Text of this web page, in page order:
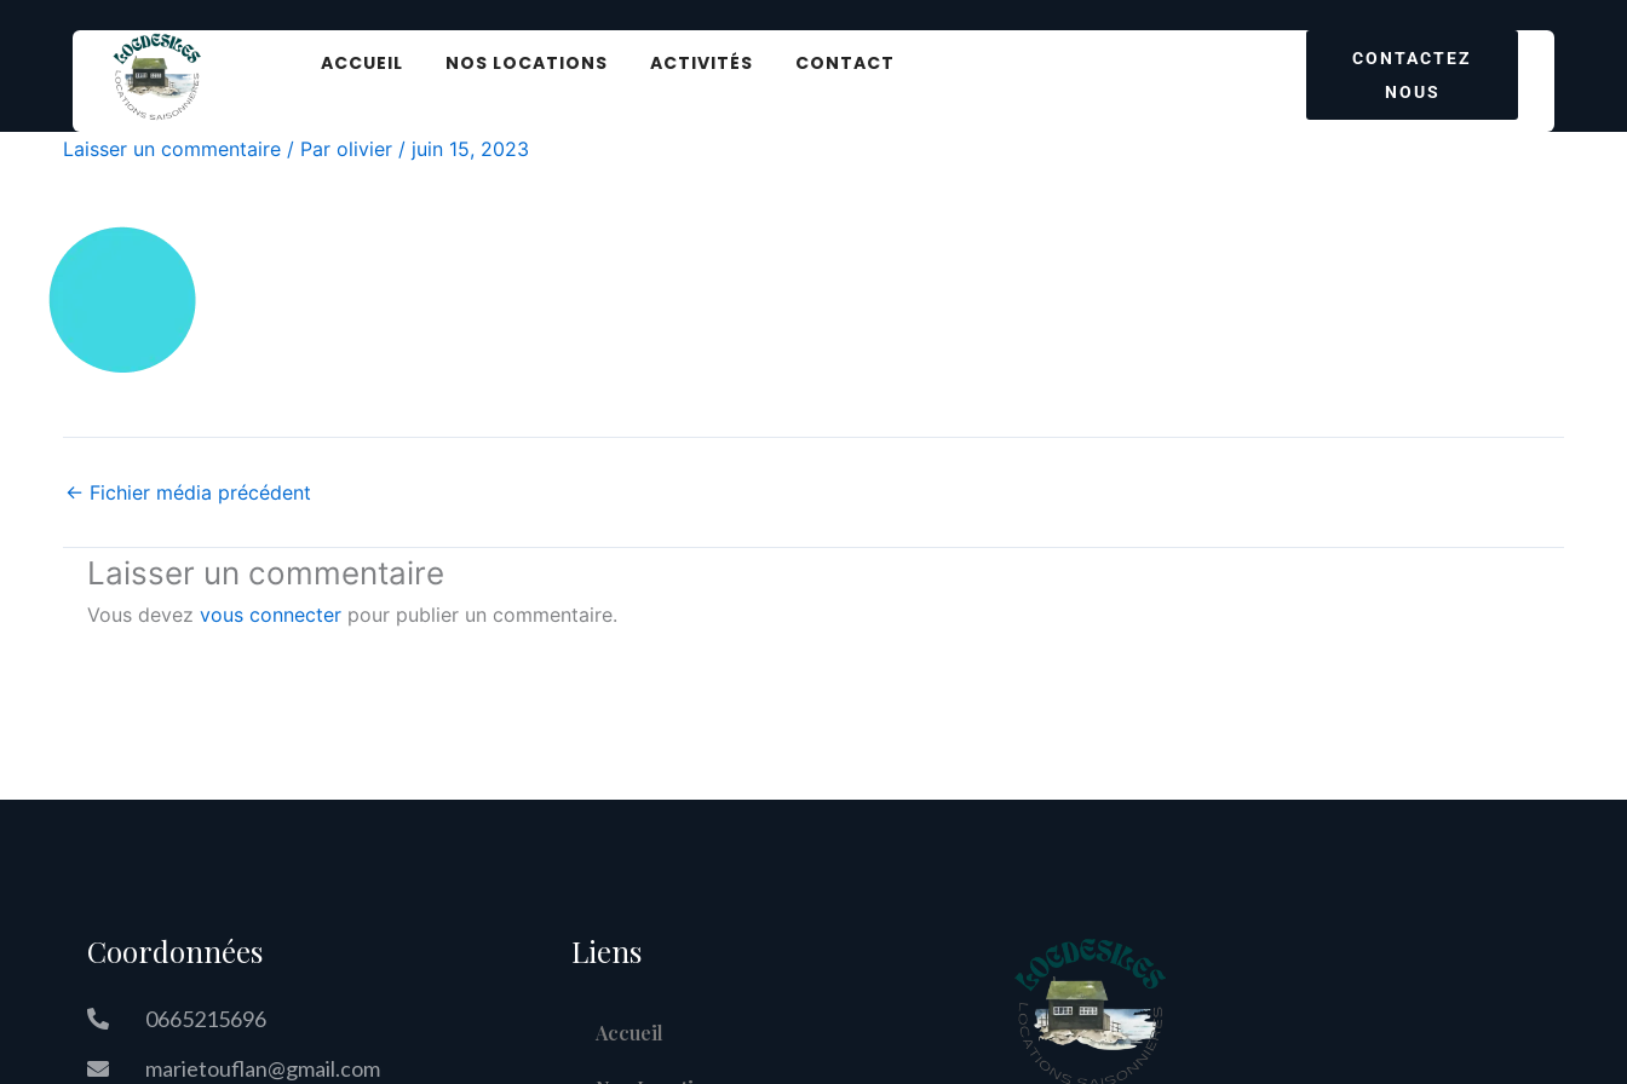
ACCUEIL NOS LOCATIONS ACTIVITÉS CONTACT
CONTACTEZ
NOUS
Ellipse-23.png
Laisser un commentaire / Par olivier / juin 15, 2023
← Fichier média précédent
Laisser un commentaire
Vous devez vous connecter pour publier un commentaire.
Coordonnées
0665215696
marietouflan@gmail.com
Liens
Accueil